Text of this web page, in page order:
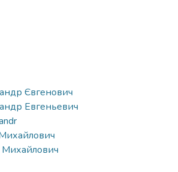
Євгенович
Евгеньевич